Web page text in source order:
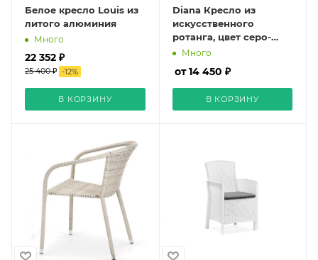
Белое кресло Louis из
литого алюминия
Много
22 352 ₽
25 400 ₽ -12%
В КОРЗИНУ
Diana Кресло из
искусственного
ротанга, цвет серо-
белый
Много
от 14 450 ₽
В КОРЗИНУ